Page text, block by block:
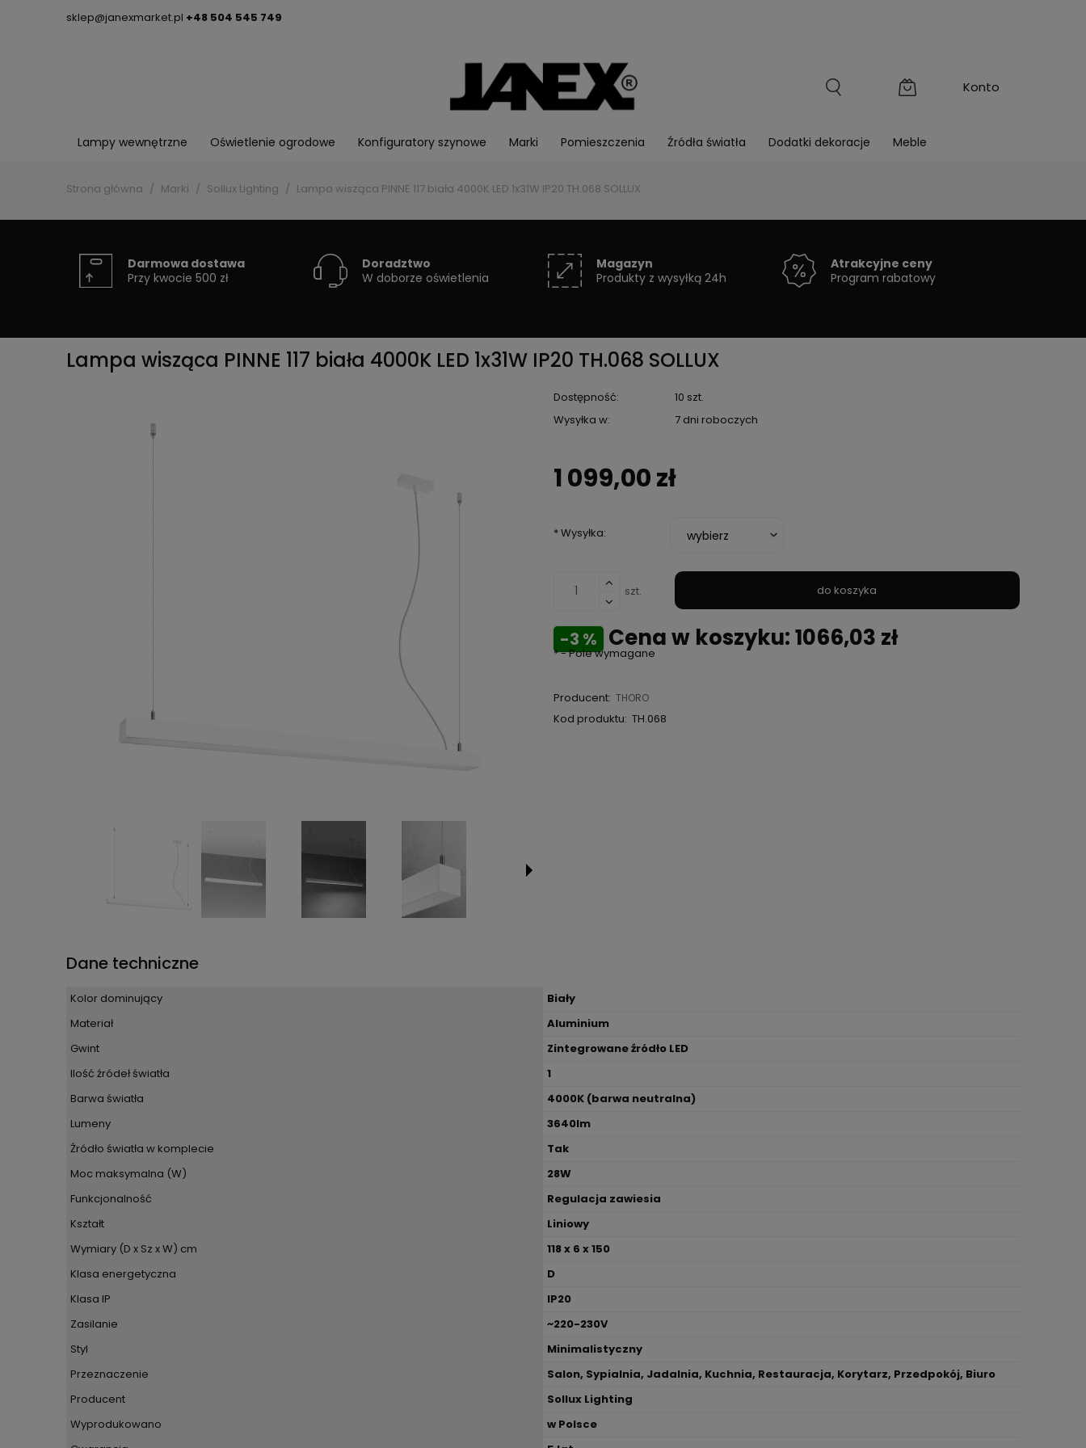
sklep@janexmarket.pl +48 504 545 749
Lampy wewnętrzne Oświetlenie ogrodowe Konfiguratory szynowe Marki Pomieszczenia Źródła światła Dodatki dekoracje Meble
Strona główna Marki Sollux Lighting Lampa wisząca PINNE 117 biała 4000K LED 1x31W IP20 TH.068 SOLLUX
Darmowa dostawa
Przy kwocie 500 zł
Doradztwo
W doborze oświetlenia
Magazyn
Produkty z wysyłką 24h
Atrakcyjne ceny
Program rabatowy
Lampa wisząca PINNE 117 biała 4000K LED 1x31W IP20 TH.068 SOLLUX
Dostępność:
10 szt.
Wysyłka w:
7 dni roboczych
1 099,00 zł
*Wysyłka:
szt. do koszyka
-3 % Cena w koszyku: 1066,03 zł
*- Pole wymagane
Producent: THORO
Kod produktu: TH.068
Dane techniczne
Kolor dominujący
Biały
Materiał
Aluminium
Gwint
Zintegrowane źródło LED
Ilość źródeł światła
1
Barwa światła
4000K (barwa neutralna)
Lumeny
3640lm
Źródło światła w komplecie
Tak
Moc maksymalna (W)
28W
Funkcjonalność
Regulacja zawiesia
Kształt
Liniowy
Wymiary (D x Sz x W) cm
118 x 6 x 150
Klasa energetyczna
D
Klasa IP
IP20
Zasilanie
~220-230V
Styl
Minimalistyczny
Przeznaczenie
Salon, Sypialnia, Jadalnia, Kuchnia, Restauracja, Korytarz, Przedpokój, Biuro
Producent
Sollux Lighting
Wyprodukowano
w Polsce